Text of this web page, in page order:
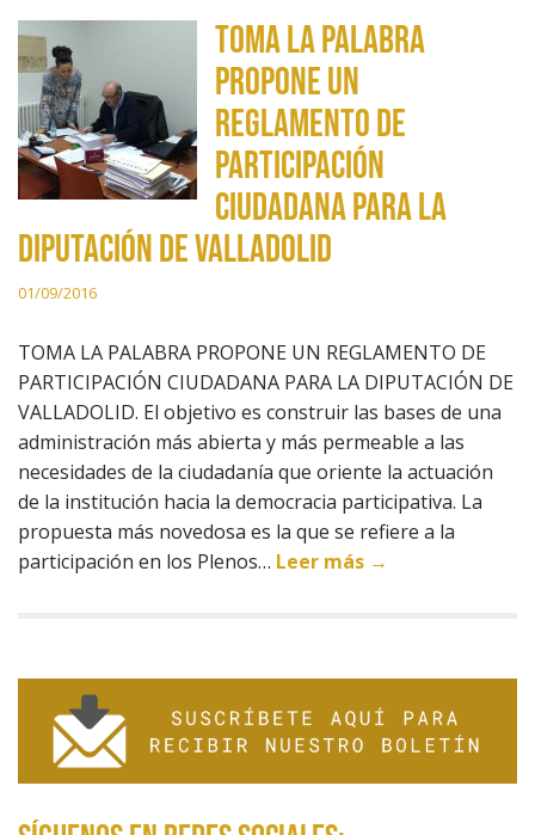
TOMA LA PALABRA
PROPONE UN
REGLAMENTO DE
PARTICIPACIÓN
CIUDADANA PARA LA
DIPUTACIÓN DE VALLADOLID
01/09/2016
TOMA LA PALABRA PROPONE UN REGLAMENTO DE
PARTICIPACIÓN CIUDADANA PARA LA DIPUTACIÓN DE
VALLADOLID. El objetivo es construir las bases de una
administración más abierta y más permeable a las
necesidades de la ciudadanía que oriente la actuación
de la institución hacia la democracia participativa. La
propuesta más novedosa es la que se refiere a la
participación en los Plenos… Leer más →